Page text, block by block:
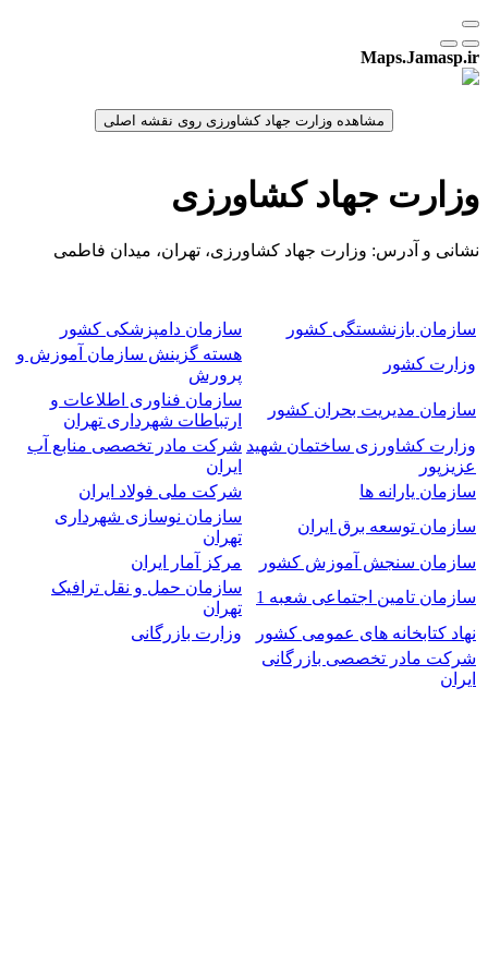
Maps.Jamasp.ir
وزارت جهاد کشاورزی
نشانی و آدرس: وزارت جهاد کشاورزی، تهران، میدان فاطمی
سازمان بازنشستگی کشور
سازمان دامپزشکی کشور
وزارت کشور
هسته گزینش سازمان آموزش و
پرورش
سازمان مدیریت بحران کشور
سازمان فناوری اطلاعات و
ارتباطات شهرداری تهران
وزارت کشاورزی ساختمان شهید
عزیزپور
شرکت مادر تخصصی منابع آب
ایران
سازمان یارانه ها
شرکت ملی فولاد ایران
سازمان توسعه برق ایران
سازمان نوسازی شهرداری
تهران
سازمان سنجش آموزش کشور
مرکز آمار ایران
سازمان تامین اجتماعی شعبه 1
سازمان حمل و نقل ترافیک
تهران
نهاد کتابخانه های عمومی کشور
وزارت بازرگانی
شرکت مادر تخصصی بازرگانی
ایران